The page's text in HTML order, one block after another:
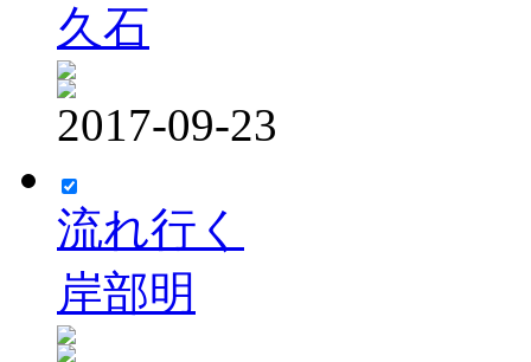
久石
2017-09-23
流れ行く
岸部明